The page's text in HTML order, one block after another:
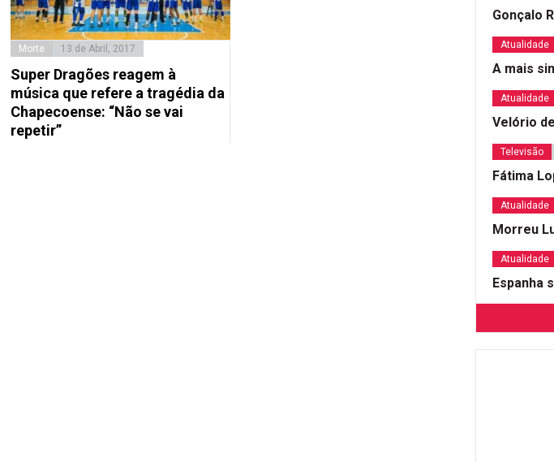
Morte 13 de Abril, 2017
Super Dragões reagem à
música que refere a tragédia da
Chapecoense: “Não se vai
repetir”
Gonçalo
Atualidade
A mais
Atualidade
Velório
Televisão
Fátima
Atualidade
Morreu
Atualidade
Espanha